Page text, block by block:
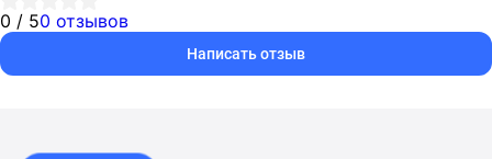
0 / 50 отзывов
Написать отзыв